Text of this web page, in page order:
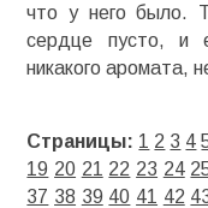
что у него было.
сердце пусто, и
никакого аромата,
Страницы: 1 2 3 4
19 20 21 22 23 24
37 38 39 40 41 42